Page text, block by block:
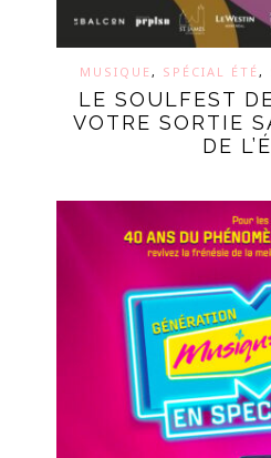
MUSIQUE, SPÉCIAL ÉTÉ,
LE SOULFEST
VOTRE SORTIE
DE